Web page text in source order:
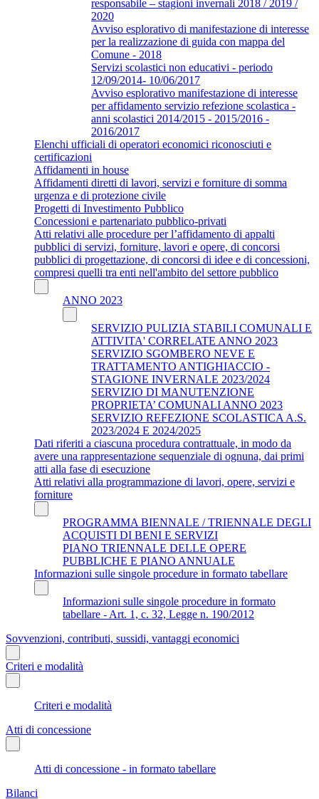
responsabile – stagioni invernali 2018 / 2019 /
2020
Avviso esplorativo di manifestazione di interesse
per la realizzazione di guida con mappa del
Comune - 2018
Servizi scolastici non educativi - periodo
12/09/2014- 10/06/2017
Avviso esplorativo manifestazione di interesse
per affidamento servizio refezione scolastica -
anni scolastici 2014/2015 - 2015/2016 -
2016/2017
Elenchi ufficiali di operatori economici riconosciuti e
certificazioni
Affidamenti in house
Affidamenti diretti di lavori, servizi e forniture di somma
urgenza e di protezione civile
Progetti di Investimento Pubblico
Concessioni e partenariato pubblico-privati
Atti relativi alle procedure per l’affidamento di appalti
pubblici di servizi, forniture, lavori e opere, di concorsi
pubblici di progettazione, di concorsi di idee e di concessioni,
compresi quelli tra enti nell'ambito del settore pubblico
ANNO 2023
SERVIZIO PULIZIA STABILI COMUNALI E
ATTIVITA' CORRELATE ANNO 2023
SERVIZIO SGOMBERO NEVE E
TRATTAMENTO ANTIGHIACCIO -
STAGIONE INVERNALE 2023/2024
SERVIZIO DI MANUTENZIONE
PROPRIETA’ COMUNALI ANNO 2023
SERVIZIO REFEZIONE SCOLASTICA A.S.
2023/2024 E 2024/2025
Dati riferiti a ciascuna procedura contrattuale, in modo da
avere una rappresentazione sequenziale di ognuna, dai primi
atti alla fase di esecuzione
Atti relativi alla programmazione di lavori, opere, servizi e
forniture
PROGRAMMA BIENNALE / TRIENNALE DEGLI
ACQUISTI DI BENI E SERVIZI
PIANO TRIENNALE DELLE OPERE
PUBBLICHE E PIANO ANNUALE
Informazioni sulle singole procedure in formato tabellare
Informazioni sulle singole procedure in formato
tabellare - Art. 1, c. 32, Legge n. 190/2012
Sovvenzioni, contributi, sussidi, vantaggi economici
Criteri e modalità
Criteri e modalità
Atti di concessione
Atti di concessione - in formato tabellare
Bilanci